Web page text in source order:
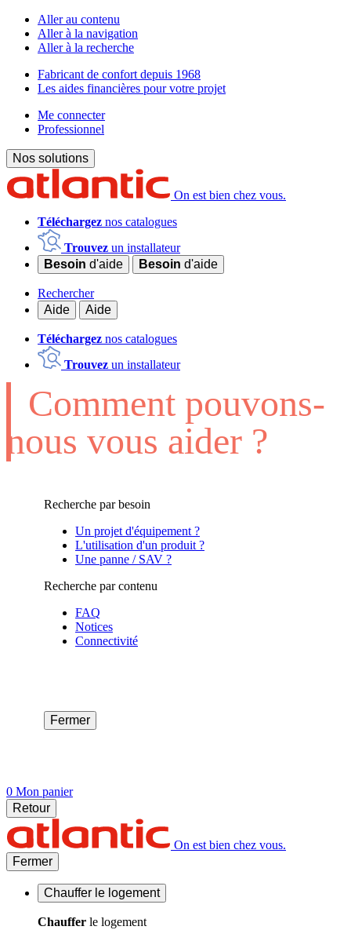
Aller au contenu
Aller à la navigation
Aller à la recherche
Fabricant de confort depuis 1968
Les aides financières pour votre projet
Me connecter
Professionnel
Nos solutions
On est bien chez vous.
Téléchargez nos catalogues
Trouvez un installateur
Besoin d'aide Besoin d'aide
Rechercher
Aide
Aide
Téléchargez nos catalogues
Trouvez un installateur
Comment pouvons-
nous vous aider ?
Recherche par besoin
Un projet d'équipement ?
L'utilisation d'un produit ?
Une panne / SAV ?
Recherche par contenu
FAQ
Notices
Connectivité
Fermer
0 Mon panier
Retour
On est bien chez vous.
Fermer
Chauffer le logement
Chauffer le logement